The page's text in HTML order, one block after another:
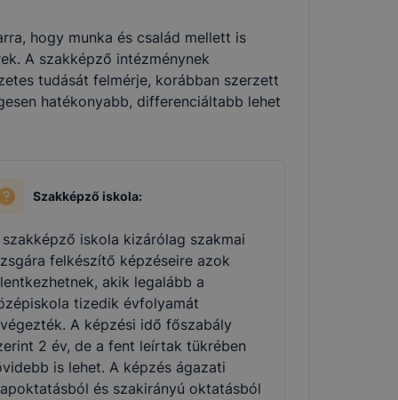
hogy munka és család mellett is
A szakképző intézménynek
tudását felmérje, korábban szerzett
hatékonyabb, differenciáltabb lehet
Szakképző iskola:
szakképző iskola kizárólag szakmai
felkészítő képzéseire azok
akik legalább a
tizedik évfolyamát
A képzési idő főszabály
2 év, de a fent leírtak tükrében
is lehet. A képzés ágazati
és szakirányú oktatásból